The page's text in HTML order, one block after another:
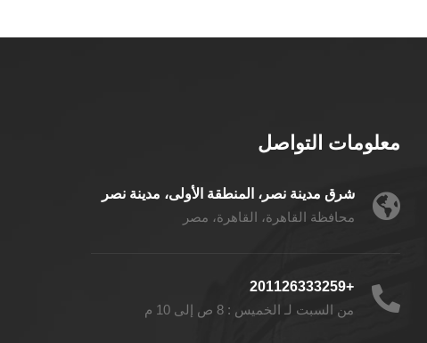
معلومات التواصل
شرق مدينة نصر، المنطقة الأولى، مدينة نصر
محافظة القاهرة، القاهرة، مصر
+201126333259
من السبت لـ الخميس : 8 ص إلى 10 م